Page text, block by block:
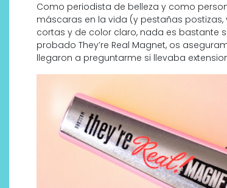
Como periodista de belleza y como
máscaras en la vida (y pestañas
cortas y de color claro, nada es bastante
probado They’re Real Magnet, os
llegaron a preguntarme si llevaba